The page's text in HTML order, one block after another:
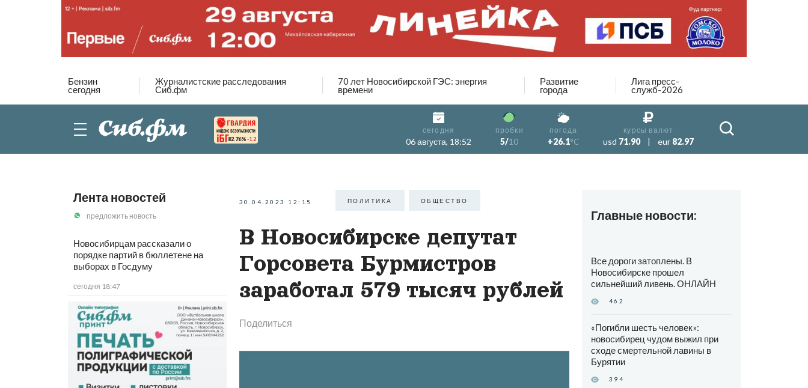
Бензин
сегодня
Журналистские расследования
Сиб.фм
70 лет Новосибирской ГЭС: энергия
времени
Развитие
города
Лига пресс-
служб-2026
82.76% -1.2
сегодня
06 августа, 18:52
пробки
5/10
погода
+26.1°C
курсы валют
usd 71.90 | eur 82.97
Лента новостей
предложить новость
Новосибирцам рассказали о
порядке партий в бюллетене на
выборах в Госдуму
сегодня 18:47
30.04.2023 12:15 ПОЛИТИКА ОБЩЕСТВО
В Новосибирске депутат
Горсовета Бурмистров
заработал 579 тысяч рублей
Поделиться
Главные новости:
Все дороги затоплены. В
Новосибирске прошел
сильнейший ливень. ОНЛАЙН
462
«Погибли шесть человек»:
новосибирец чудом выжил при
сходе смертельной лавины в
Бурятии
394